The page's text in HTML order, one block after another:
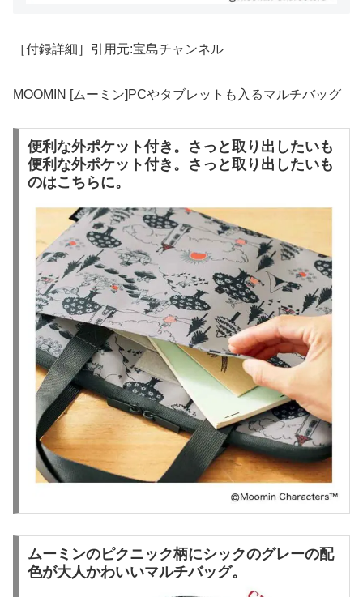
［付録詳細］引用元:宝島チャンネル
MOOMIN [ムーミン]PCやタブレットも入るマルチバッグ
便利な外ポケット付き。さっと取り出したいも
便利な外ポケット付き。さっと取り出したいも
のはこちらに。
ムーミンのピクニック柄にシックのグレーの配
色が大人かわいいマルチバッグ。